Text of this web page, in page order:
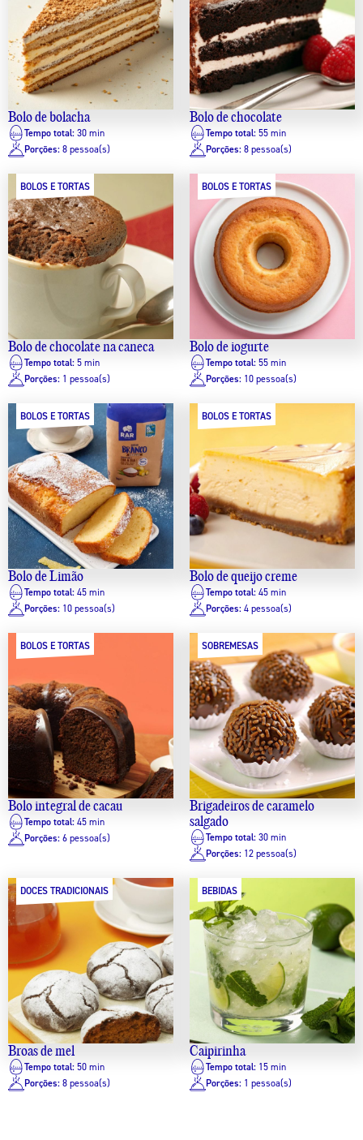
Bolo de bolacha
Tempo total: 30 min
Porções: 8 pessoa(s)
Bolo de chocolate
Tempo total: 55 min
Porções: 8 pessoa(s)
BOLOS E TORTAS
Bolo de chocolate na caneca
Tempo total: 5 min
Porções: 1 pessoa(s)
BOLOS E TORTAS
Bolo de iogurte
Tempo total: 55 min
Porções: 10 pessoa(s)
BOLOS E TORTAS
Bolo de Limão
Tempo total: 45 min
Porções: 10 pessoa(s)
BOLOS E TORTAS
Bolo de queijo creme
Tempo total: 45 min
Porções: 4 pessoa(s)
BOLOS E TORTAS
Bolo integral de cacau
Tempo total: 45 min
Porções: 6 pessoa(s)
SOBREMESAS
Brigadeiros de caramelo
salgado
Tempo total: 30 min
Porções: 12 pessoa(s)
DOCES TRADICIONAIS
Broas de mel
Tempo total: 50 min
Porções: 8 pessoa(s)
BEBIDAS
Caipirinha
Tempo total: 15 min
Porções: 1 pessoa(s)